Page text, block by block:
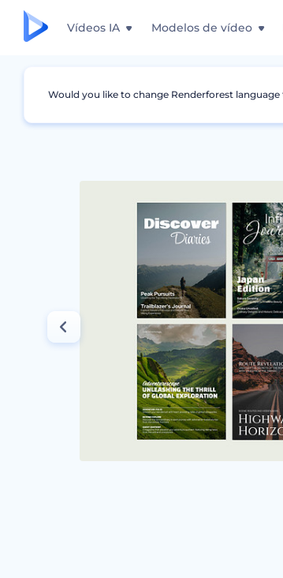
Vídeos IA Modelos de vídeo
Design Gráfico Capa de Revista
Would you like to change Renderforest language